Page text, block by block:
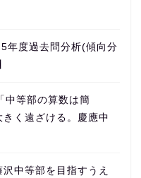
年度過去問分析(傾向分
中等部の算数は簡
く遠ざける。慶應中
中等部を目指すうえ